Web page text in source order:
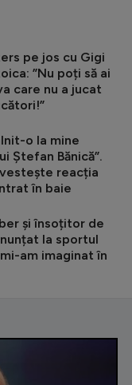
pe jos cu Gigi
”Nu poți să ai
care nu a jucat
o la mine
Ștefan Bănică”.
reacția
în baie
și însoțitor de
la sportul
am imaginat în